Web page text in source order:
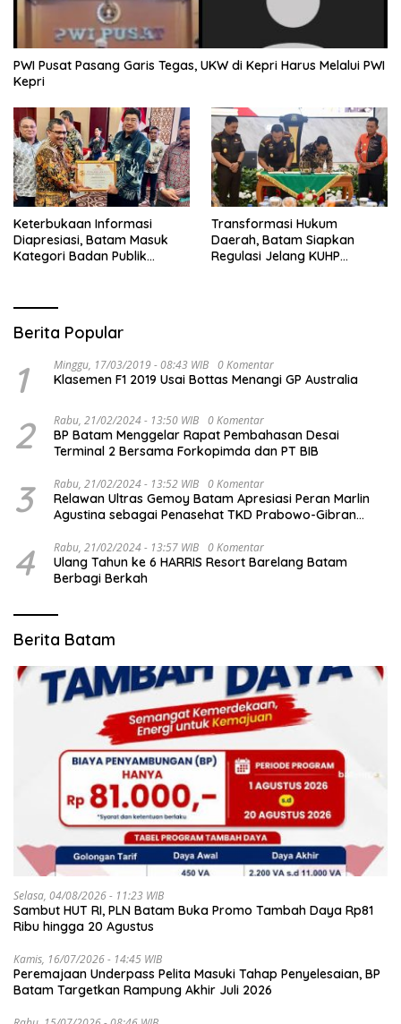
PWI Pusat Pasang Garis Tegas, UKW di Kepri Harus Melalui PWI
Kepri
Keterbukaan Informasi
Diapresiasi, Batam Masuk
Kategori Badan Publik
Transformasi Hukum
Daerah, Batam Siapkan
Regulasi Jelang KUHP
Berita Popular
1 Minggu, 17/03/2019 - 08:43 WIB 0 Komentar
Klasemen F1 2019 Usai Bottas Menangi GP Australia
2 Rabu, 21/02/2024 - 13:50 WIB 0 Komentar
BP Batam Menggelar Rapat Pembahasan Desai
Terminal 2 Bersama Forkopimda dan PT BIB
3 Rabu, 21/02/2024 - 13:52 WIB 0 Komentar
Relawan Ultras Gemoy Batam Apresiasi Peran Marlin
Agustina sebagai Penasehat TKD Prabowo-Gibran
4 Rabu, 21/02/2024 - 13:57 WIB 0 Komentar
Ulang Tahun ke 6 HARRIS Resort Barelang Batam
Berbagi Berkah
Berita Batam
Selasa, 04/08/2026 - 11:23 WIB
Sambut HUT RI, PLN Batam Buka Promo Tambah Daya Rp81
Ribu hingga 20 Agustus
Kamis, 16/07/2026 - 14:45 WIB
Peremajaan Underpass Pelita Masuki Tahap Penyelesaian, BP
Batam Targetkan Rampung Akhir Juli 2026